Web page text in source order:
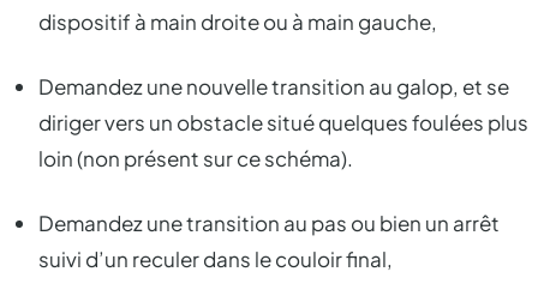
dispositif à main droite ou à main gauche,
Demandez une nouvelle transition au galop, et se
diriger vers un obstacle situé quelques foulées plus
loin (non présent sur ce schéma).
Demandez une transition au pas ou bien un arrêt
suivi d’un reculer dans le couloir final,